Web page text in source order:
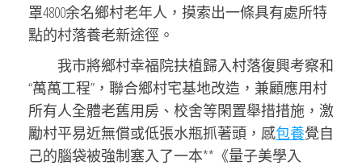
罩4800余名鄉村老年人，摸索出一條具有處所特
點的村落養老新途徑。
我市將鄉村幸福院扶植歸入村落復興考察和
“萬萬工程”，聯合鄉村宅基地改造，兼顧應用村
所有人全體老舊用房、校舍等閑置舉措措施，激
勵村平易近無償或低張水瓶抓著頭，感包養覺自
己的腦袋被強制塞入了一本**《量子美學入